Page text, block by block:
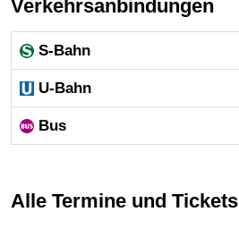
Verkehrsanbindungen
S-Bahn
U-Bahn
Bus
Alle Termine und Tickets